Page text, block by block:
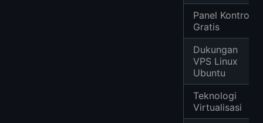
Panel Kontrol
Gratis
Dukungan
VPS Linux
Ubuntu
Teknologi
Virtualisasi